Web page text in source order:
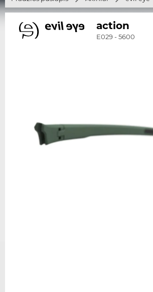
action
E029 - 5600